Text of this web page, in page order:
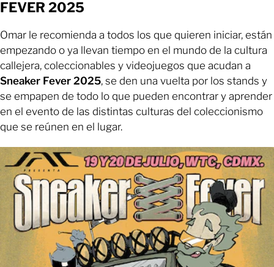
FEVER 2025
Omar le recomienda a todos los que quieren iniciar, están
empezando o ya llevan tiempo en el mundo de la cultura
callejera, coleccionables y videojuegos que acudan a
Sneaker Fever 2025, se den una vuelta por los stands y
se empapen de todo lo que pueden encontrar y aprender
en el evento de las distintas culturas del coleccionismo
que se reúnen en el lugar.